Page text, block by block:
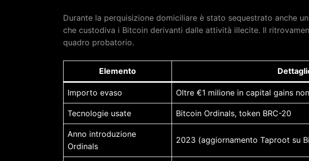
Durante la perquisizione domiciliare è stato sequestrato anche un
che custodiva i Bitcoin derivanti dalle attività illecite. Il
quadro probatorio.
Elemento
Importo evaso Oltre €1 milione in capital gains
Tecnologie usate Bitcoin Ordinals, token BRC-20
Anno introduzione
Ordinals
2023 (aggiornamento Taproot su